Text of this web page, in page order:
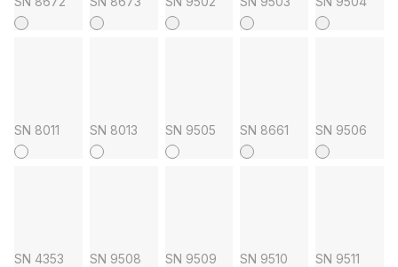
SN 8011 SN 8013 SN 9505 SN 8661 SN 9506
SN 4353 SN 9508 SN 9509 SN 9510 SN 9511